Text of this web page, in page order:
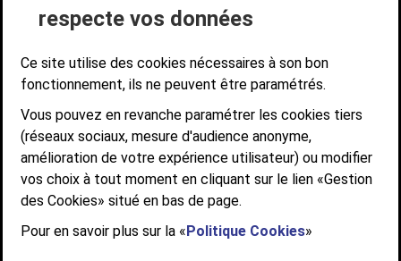
respecte vos données
Ce site utilise des cookies nécessaires à son bon
fonctionnement, ils ne peuvent être paramétrés.
Vous pouvez en revanche paramétrer les cookies tiers
(réseaux sociaux, mesure d'audience anonyme,
amélioration de votre expérience utilisateur) ou modifier
vos choix à tout moment en cliquant sur le lien «Gestion
des Cookies» situé en bas de page.
Pour en savoir plus sur la «Politique Cookies»
Suivez-nous
SUIVEZ-NOUS SUR
Communauté d'agglomération de Versailles
Grand Parc
6, AVENUE DE PARIS - CS 10922 - 78009 VERSAILLES CEDEX
STANDARD : 01 39 66 30 00 - OUVERT DU LUNDI AU VENDREDI DE 9H À